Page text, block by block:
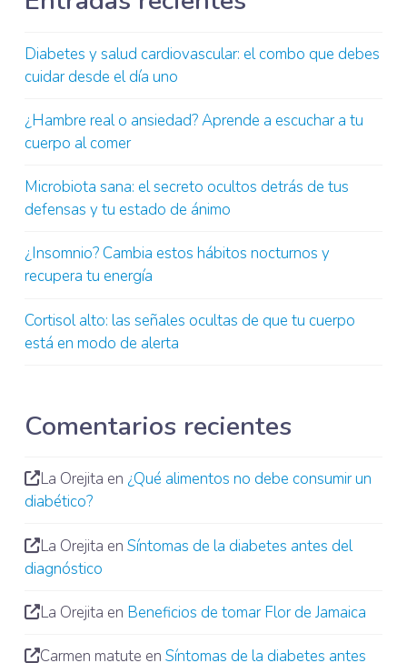
Diabetes y salud cardiovascular: el combo que debes
cuidar desde el día uno
¿Hambre real o ansiedad? Aprende a escuchar a tu
cuerpo al comer
Microbiota sana: el secreto ocultos detrás de tus
defensas y tu estado de ánimo
¿Insomnio? Cambia estos hábitos nocturnos y
recupera tu energía
Cortisol alto: las señales ocultas de que tu cuerpo
está en modo de alerta
Comentarios recientes
La Orejita en ¿Qué alimentos no debe consumir un
diabético?
La Orejita en Síntomas de la diabetes antes del
diagnóstico
La Orejita en Beneficios de tomar Flor de Jamaica
Carmen matute en Síntomas de la diabetes antes